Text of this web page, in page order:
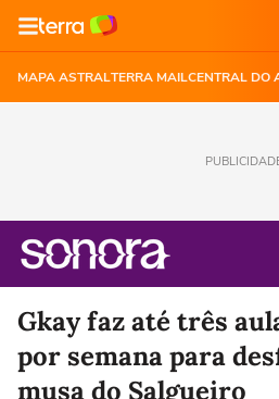
MAPA ASTRALTERRA MAILCENTRAL DO
Gkay faz até três
por semana para
musa do Salgueiro